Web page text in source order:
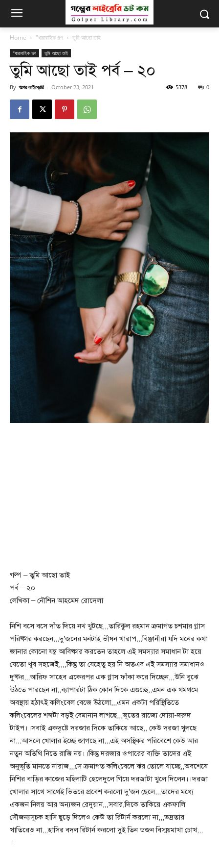
Home "ধারাবাহিক গল্প তুমি আছো তাই
"ধারাবাহিক গল্প তুমি আছো তাই
তুমি আছো তাই পর্ব – ২০
By গল্পের লাইব্রেরি - October 23, 2021 0
5378
গল্প – তুমি আছো তাই
পর্ব – ২০
লেখিকা – নৌশিন আহমেদ রোদেলা
নিশি বসে বসে দাঁত দিয়ে নখ খুটছে,,,তারিকুল রহমান ক্রমাগত চশমার গ্লাস
পরিষ্কার করছেন,,,দু’জনের মনটাই ভীষন খারাপ,,,বিঞ্জানীরা যদি মনের কথা
জানার কোনো যন্ত্র আবিষ্কার করতেন তাহলে এই সমস্যার সমাধান টা হয়ে
যেতো খুব সহজেই,,,,কিন্তু তা যেহেতু হয় নি অতএব এই সমস্যার সমাধানও
দুষ্কর,,,আরিফ সাহেব একেরপর এক গ্লাস ফাঁকা করে দিচ্ছেন,,,উনি বুঝে
উঠতে পারছেন না,,ব্যাপারটা ঠিক কোন দিকে এগুচ্ছে,,এমন এক থমথমে
অবস্থায় হঠাৎই কলিংবেল বেজে উঠলো,,,এমন একটা পরিস্থিতিতে
কলিংবেলের শব্দটা বড়ই বেমানান লাগছে,,,ভূতের রাজ্যে দোয়া-দরুদ
টাইপ।।সবাই একদৃষ্টে দরজার দিকে তাকিয়ে আছে,, কেউ দরজা খুলছে
না,,,আসলে খোলার ইচ্ছে জাগছে না,,,এই অসস্থিকর পরিবেশে কেউ আর
নতুন অতিথি নিতে রাজি নয়।।কিন্তু দরজার ওপারের ব্যক্তি তাদের এই
অনুভূতি মানতে নারাজ,,,সে ক্রমাগত কলিংবেলে ঝর তোলে যাচ্ছে,,অবশেষে
নিশির বাড়ির কাজের মহিলাটি হেলেদুলে গিয়ে দরজাটা খুলে দিলেন।।দরজা
খোলার সাথে সাথেই ভিতরে প্রবেশ করলো দু’জন ছেলে,,,তাদের মধ্যে
একজন নিলয় আর অন্যজন রেদুয়ান,,,সবার,দিকে তাকিয়ে একফালি
সৌজন্যসূচক হাসি ছুড়ে দিলেও কেউ তা রিটার্ন করলো না,,,ভদ্রতার
খাতিরেও না,,,হাসির বদল রিটার্ন করলো দুই তিন ডজন বিস্ময়মাখা চোখ,,,
।